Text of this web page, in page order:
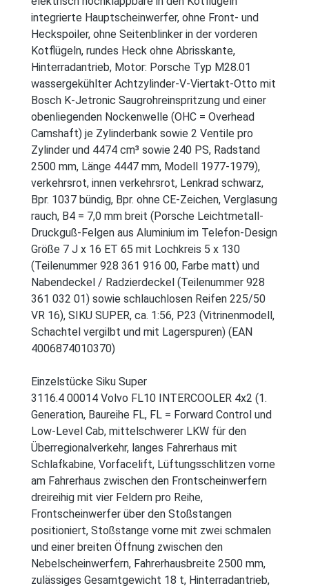
integrierte Hauptscheinwerfer, ohne Front- und
Heckspoiler, ohne Seitenblinker in der vorderen
Kotflügeln, rundes Heck ohne Abrisskante,
Hinterradantrieb, Motor: Porsche Typ M28.01
wassergekühlter Achtzylinder-V-Viertakt-Otto mit
Bosch K-Jetronic Saugrohreinspritzung und einer
obenliegenden Nockenwelle (OHC = Overhead
Camshaft) je Zylinderbank sowie 2 Ventile pro
Zylinder und 4474 cm³ sowie 240 PS, Radstand
2500 mm, Länge 4447 mm, Modell 1977-1979),
verkehrsrot, innen verkehrsrot, Lenkrad schwarz,
Bpr. 1037 bündig, Bpr. ohne CE-Zeichen, Verglasung
rauch, B4 = 7,0 mm breit (Porsche Leichtmetall-
Druckguß-Felgen aus Aluminium im Telefon-Design
Größe 7 J x 16 ET 65 mit Lochkreis 5 x 130
(Teilenummer 928 361 916 00, Farbe matt) und
Nabendeckel / Radzierdeckel (Teilenummer 928
361 032 01) sowie schlauchlosen Reifen 225/50
VR 16), SIKU SUPER, ca. 1:56, P23 (Vitrinenmodell,
Schachtel vergilbt und mit Lagerspuren) (EAN
4006874010370)
Einzelstücke Siku Super
3116.4 00014 Volvo FL10 INTERCOOLER 4x2 (1.
Generation, Baureihe FL, FL = Forward Control und
Low-Level Cab, mittelschwerer LKW für den
Überregionalverkehr, langes Fahrerhaus mit
Schlafkabine, Vorfacelift, Lüftungsschlitzen vorne
am Fahrerhaus zwischen den Frontscheinwerfern
dreireihig mit vier Feldern pro Reihe,
Frontscheinwerfer über den Stoßstangen
positioniert, Stoßstange vorne mit zwei schmalen
und einer breiten Öffnung zwischen den
Nebelscheinwerfern, Fahrerhausbreite 2500 mm,
zulässiges Gesamtgewicht 18 t, Hinterradantrieb,